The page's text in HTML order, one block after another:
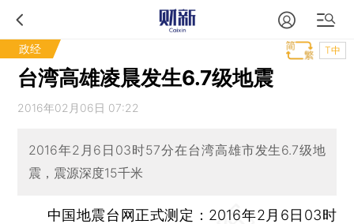
政经 T中
台湾高雄凌晨发生6.7级地震
2016年02月06日 07:22
2016年2月6日03时57分在台湾高雄市发生6.7级地
震，震源深度15千米
中国地震台网正式测定：2016年2月6日03时